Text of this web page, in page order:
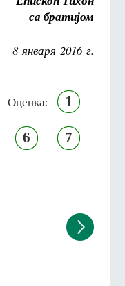
са братијом
8 января 2016 г.
Оценка: 1
6 7